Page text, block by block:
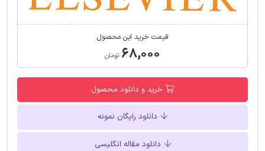
قیمت خرید این محصول
۶۸,۰۰۰ تومان
خرید و دانلود محصول
دانلود رایگان نمونه
دانلود مقاله انگلیسی